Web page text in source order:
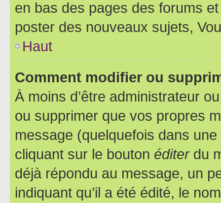
en bas des pages des forums
poster des nouveaux sujets,
Haut
Comment modifier ou
À moins d’être administrateur
ou supprimer que vos propres
message (quelquefois dans
cliquant sur le bouton éditerdu
déjà répondu au message, un
indiquant qu’il a été édité, le